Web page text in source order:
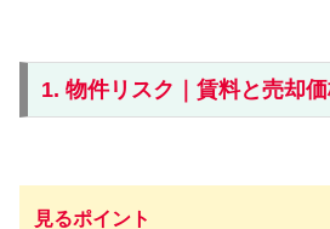
1. 物件リスク｜賃料と売却
見るポイント